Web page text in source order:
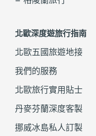
北歐深度遊旅行指南
北歐五國旅遊地接
我們的服務
北歐旅行實用貼士
丹麥芬蘭深度客製
挪威冰島私人訂製